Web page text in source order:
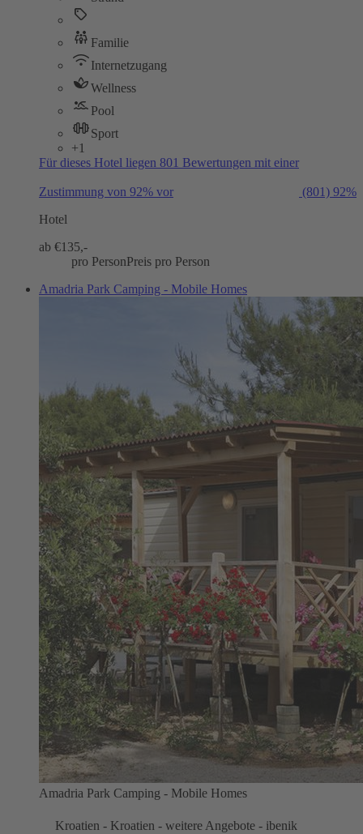
Familie
Internetzugang
Wellness
Pool
Sport
+1
Für dieses Hotel liegen 801 Bewertungen mit einer
Zustimmung von 92% vor (801) 92%
Hotel
ab €135,-
pro PersonPreis pro Person
Amadria Park Camping - Mobile Homes
Amadria Park Camping - Mobile Homes
Kroatien - Kroatien - weitere Angebote - ibenik